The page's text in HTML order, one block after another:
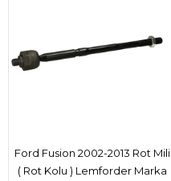
Ford Fusion 2002-2013 Rot Mili
( Rot Kolu ) Lemforder Marka